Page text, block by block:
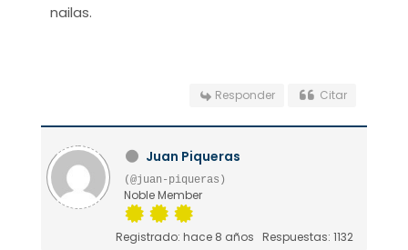
nailas.
Responder Citar
Juan Piqueras
(@juan-piqueras)
Noble Member
Registrado: hace 8 años Respuestas: 1132